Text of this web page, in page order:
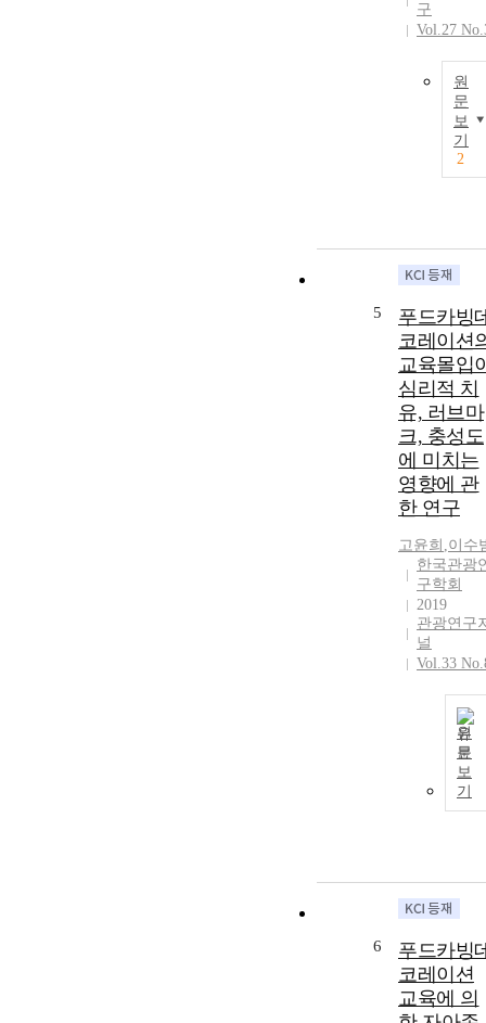
구
Vol.27
원
문
보
기
2
5
푸드카빙
코레이션
교육몰입
심리적 치
유, 러브마
크, 충성도
에 미치는
영향에 관
한 연구
고윤희 ,이수
한국관광
구학회
2019
관광연구
널
Vol.33
원
문
보
기
6
푸드카빙
코레이션
교육에 의